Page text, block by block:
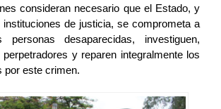
consideran necesario que el Estado, y
instituciones de justicia, se comprometa a
desaparecidas, investiguen,
y reparen integralmente los
por este crimen.